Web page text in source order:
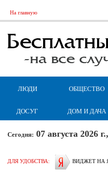
На главную
ЛЮДИ ОБЩЕСТВО
ДОСУГ ДОМ И ДАЧА
Сегодня: 07 августа 2026
ДЛЯ УДОБСТВА: ВИДЖЕТ НА